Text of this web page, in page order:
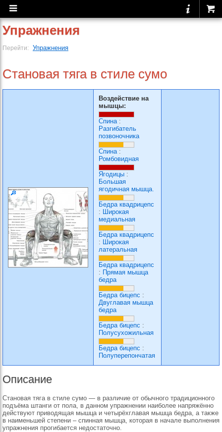
Упражнения
Перейти: Упражнения
Становая тяга в стиле сумо
Воздействие на
мышцы:
Спина:
Разгибатель
позвоночника
Спина:
Ромбовидная
Ягодицы :
Большая
ягодичная мышца.
Бедра квадрицепс
: Широкая
медиальная
Бедра квадрицепс
: Широкая
латеральная
Бедра квадрицепс
: Прямая мышца
бедра
Бедра бицепс :
Двуглавая мышца
бедра
Бедра бицепс :
Полусухожильная
Бедра бицепс :
Полуперепончатая
Описание
Становая тяга в стиле сумо — в различие от обычного традиционного
подъёма штанги от пола, в данном упражнении наиболее напряжённо
действуют приводящая мышца и четырёхглавая мышца бедра, а также
в наименьшей степени – спинная мышца, которая в начале выполнения
упражнения прогибается недостаточно.